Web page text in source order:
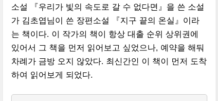
소설 『우리가 빛의 속도로 갈 수 없다면』을 쓴 소설
가 김초엽님이 쓴 장편소설 『지구 끝의 온실』이라
는 책이다. 이 작가의 책이 항상 대출 순위 상위권에
있어서 그 책을 먼저 읽어보고 싶었으나, 예약을 해둬
차례가 금방 오지 않았다. 최신간인 이 책이 먼저 도착
하여 읽어보게 되었다.